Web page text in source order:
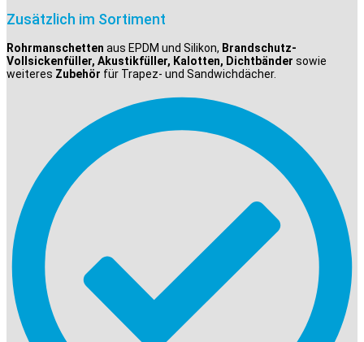
Zusätzlich im Sortiment
Rohrmanschetten aus EPDM und Silikon, Brandschutz-
Vollsickenfüller, Akustikfüller, Kalotten, Dichtbänder sowie
weiteres Zubehör für Trapez- und Sandwichdächer.